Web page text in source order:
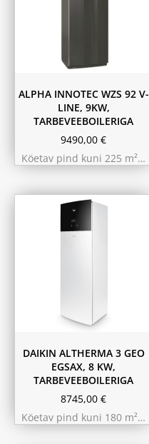
ALPHA INNOTEC WZS 92 V-
LINE, 9KW,
TARBEVEEBOILERIGA
9490,00 €
Köetav pind kuni 225 m²…
DAIKIN ALTHERMA 3 GEO
EGSAX, 8 KW,
TARBEVEEBOILERIGA
8745,00 €
Köetav pind kuni 180 m²…